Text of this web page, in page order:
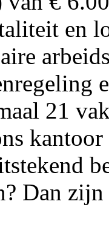
en
21
kantoor
Dan